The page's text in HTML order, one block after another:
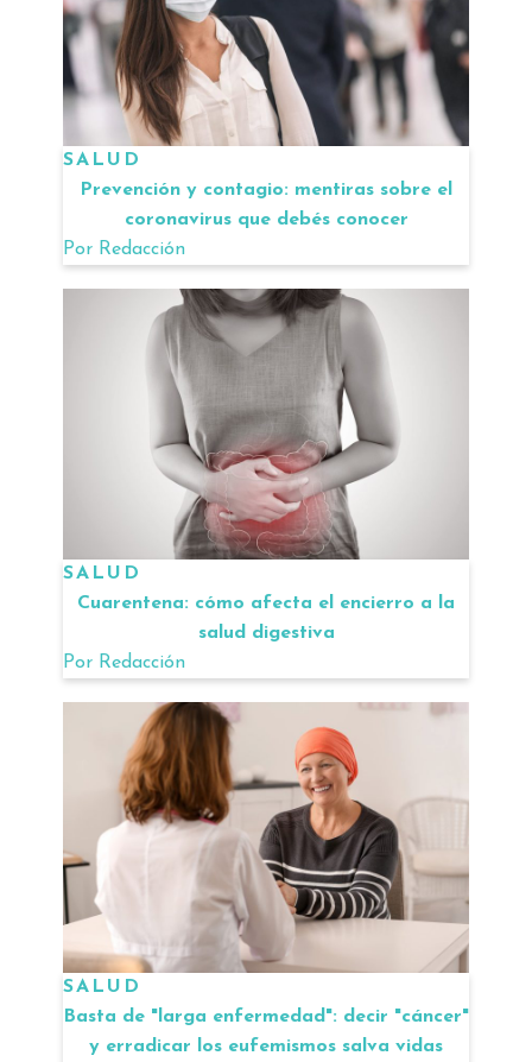
SALUD
Prevención y contagio: mentiras sobre el
coronavirus que debés conocer
Por Redacción
SALUD
Cuarentena: cómo afecta el encierro a la
salud digestiva
Por Redacción
SALUD
Basta de "larga enfermedad": decir "cáncer"
y erradicar los eufemismos salva vidas